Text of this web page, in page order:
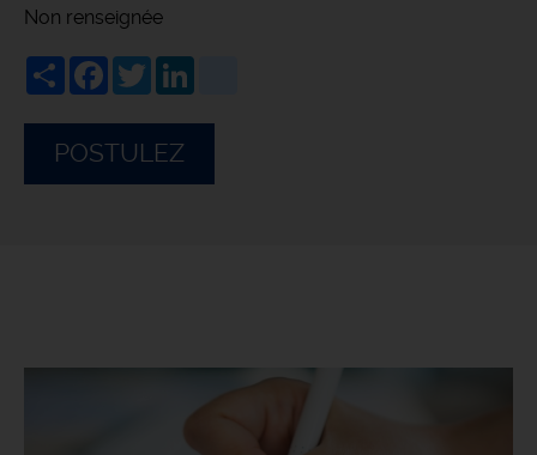
Non renseignée
ShareFacebook
Twitter
POSTULEZ